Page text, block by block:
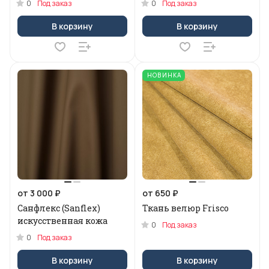
0 Под заказ
В корзину
0 Под заказ
В корзину
от 3 000 ₽
Санфлекс (Sanflex)
искусственная кожа
0 Под заказ
В корзину
НОВИНКА
от 650 ₽
Ткань велюр Frisco
0 Под заказ
В корзину